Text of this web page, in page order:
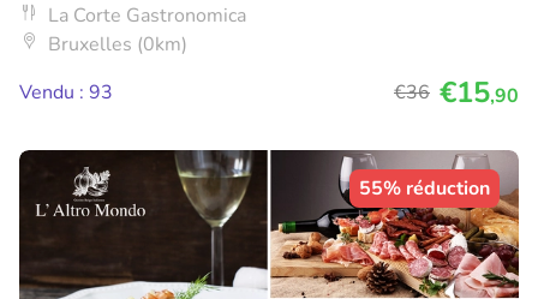
La Corte Gastronomica
Bruxelles (0km)
Vendu : 93
€36 €15,90
55% réduction